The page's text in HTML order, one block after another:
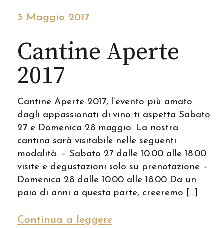
3 Maggio 2017
Cantine Aperte
2017
Cantine Aperte 2017, l’evento più amato
dagli appassionati di vino ti aspetta Sabato
27 e Domenica 28 maggio. La nostra
cantina sarà visitabile nelle seguenti
modalità: – Sabato 27 dalle 10.00 alle 18.00
visite e degustazioni solo su prenotazione –
Domenica 28 dalle 10.00 alle 18.00 Da un
paio di anni a questa parte, creeremo […]
Continua a leggere